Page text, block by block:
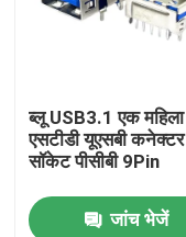
ब्लू USB3.1 एक महिला
एसटीडी यूएसबी कनेक्टर
सॉकेट पीसीबी 9Pin
जांच भेजें